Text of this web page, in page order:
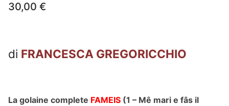
30,00 €
di FRANCESCA GREGORICCHIO
La golaine complete FAMEIS (1 – Mê mari e fâs il